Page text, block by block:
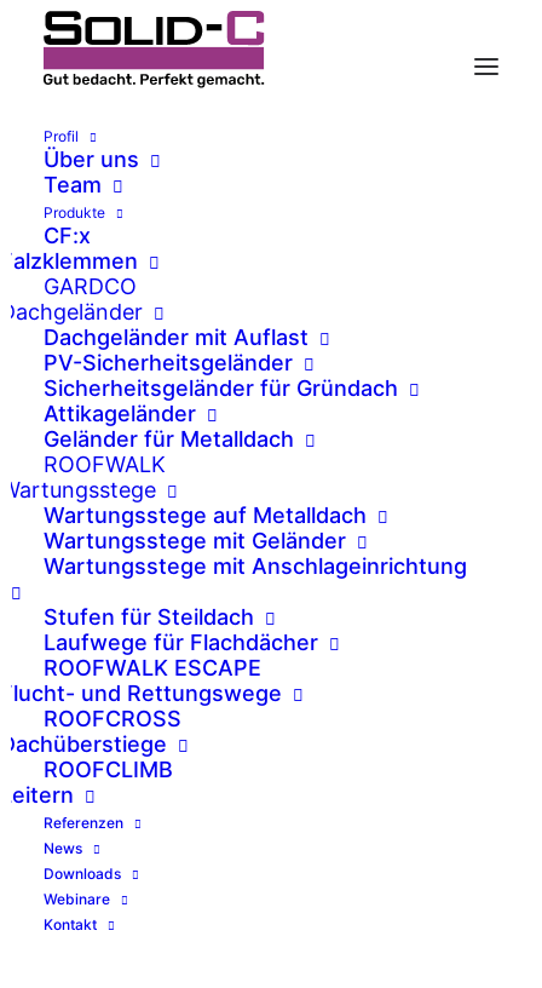
Profil
Über uns
Team
Produkte
CF:x
Falzklemmen
GARDCO
Dachgeländer
Dachgeländer mit Auflast
PV-Sicherheitsgeländer
Sicherheitsgeländer für Gründach
Attikageländer
Geländer für Metalldach
ROOFWALK
Wartungsstege
Wartungsstege auf Metalldach
Wartungsstege mit Geländer
Wartungsstege mit Anschlageinrichtung
Stufen für Steildach
Laufwege für Flachdächer
ROOFWALK ESCAPE
Flucht- und Rettungswege
ROOFCROSS
Dachüberstiege
ROOFCLIMB
Leitern
Referenzen
News
Downloads
Webinare
Kontakt
Sicher gehen bei der
Wartung von PV-
Anlagen !